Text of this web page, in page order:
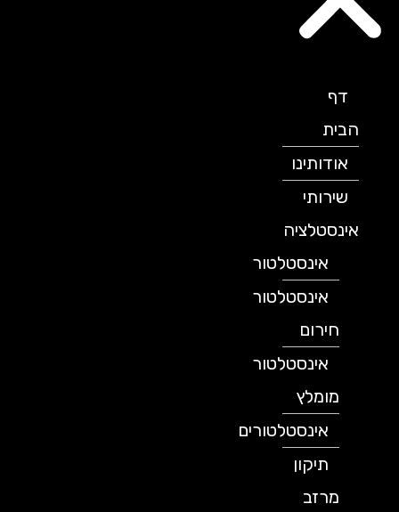
הבית
אודותינו
שירותי
אינסטלציה
אינסטלטור
אינסטלטור
חירום
אינסטלטור
מומלץ
אינסטלטורים
תיקון
מרזב